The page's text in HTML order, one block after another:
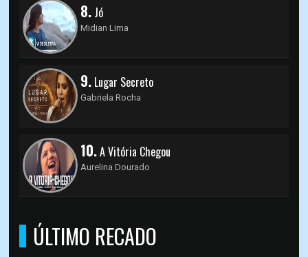
8. Jó
Midian Lima
9. Lugar Secreto
Gabriela Rocha
10.A Vitória Chegou
Aurelina Dourado
ÚLTIMO RECADO